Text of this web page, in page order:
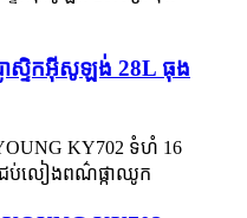
ាស្ទិកអ៊ីសូឡង់ 28L ធុង